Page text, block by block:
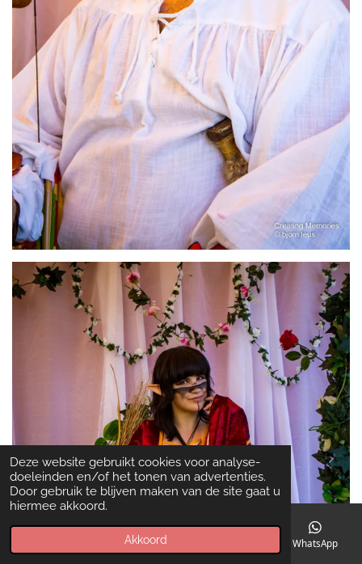
Deze website gebruikt cookies voor analyse-
doeleinden en/of het tonen van advertenties.
Door gebruik te blijven maken van de site gaat u
hiermee akkoord.
Akkoord
Telefoonnummer WhatsApp